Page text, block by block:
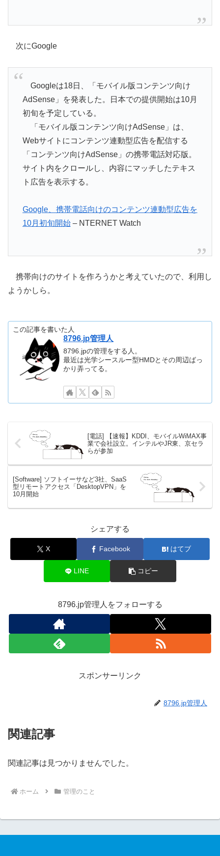
次にGoogle
Googleは18日、「モバイル版コンテンツ向け
AdSense」を発表した。日本での提供開始は10月
初旬を予定している。
「モバイル版コンテンツ向けAdSense」は、
Webサイトにコンテンツ連動型広告を配信する
「コンテンツ向けAdSense」の携帯電話対応版。
サイト内をクロールし、内容にマッチしたテキス
ト広告を表示する。
Google、携帯電話向けのコンテンツ連動型広告を
10月初旬開始– NTERNET Watch
携帯向けのサイトを作ろうかと考えていたので、利用し
ようかしら。
この記事を書いた人
8796.jp管理人
8796.jpの管理をする人。
最近は光学シースルー型HMDとその周辺ばっ
かり弄ってる。
[電話] 【速報】KDDI、モバイルWiMAX事
業で会社設立。インテルやJR東、京セラ
らが参加
[Software] ソフトイーサなど3社、SaaS
型リモートアクセス「DesktopVPN」を
10月開始
シェアする
X Facebook はてブ
LINE コピー
8796.jp管理人をフォローする
スポンサーリンク
8796.jp管理人
関連記事
関連記事は見つかりませんでした。
ホーム 管理のこと